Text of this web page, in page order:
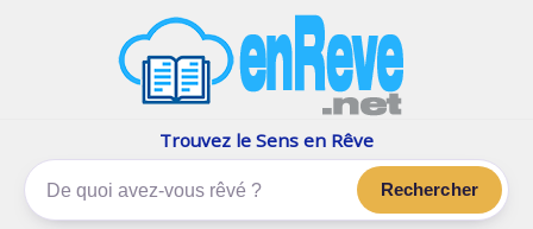
Les rêves, c'est plus que çaTrouvez le Sens en Rêve
Rechercher